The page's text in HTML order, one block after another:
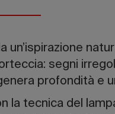
un’ispirazione
segni
profondità e
la tecnica del